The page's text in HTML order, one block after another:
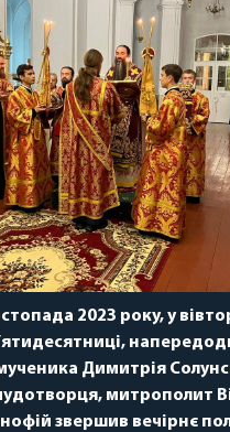
2023 року, у
Димитрія
митрополит
звершив вечірнє